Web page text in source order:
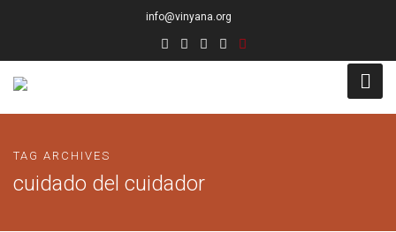
info@vinyana.org
Conócenos
TAG ARCHIVES
cuidado del cuidador